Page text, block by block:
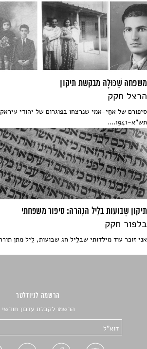
משפחה שַׁכּוּלָה מבקשת תיקון
הרצל חקק
סיפורם של אחֵי-אמי שנרצחו בפוגרום של יהודי
תש"א-1941....
תיקון שָבועות בלֵיל הנְהרה: סיפּור משפּחתי
בלפור חקק
אני זוכר עוד מילדותי שבלֵיל חג שבועות, לֵיל מתן
הרשמה לניוזלטר
הרשמו לקבלת עדכון חודשי